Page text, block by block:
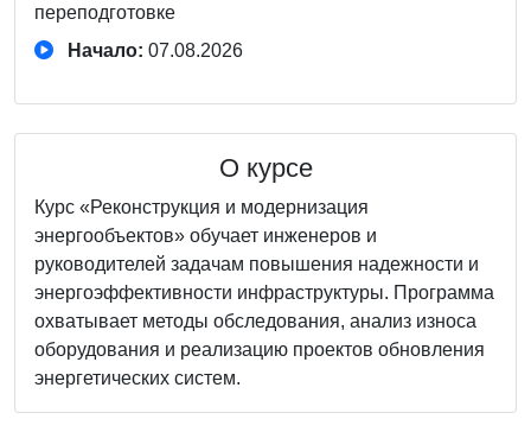
переподготовке
Начало: 07.08.2026
О курсе
Курс «Реконструкция и модернизация
энергообъектов» обучает инженеров и
руководителей задачам повышения надежности и
энергоэффективности инфраструктуры. Программа
охватывает методы обследования, анализ износа
оборудования и реализацию проектов обновления
энергетических систем.